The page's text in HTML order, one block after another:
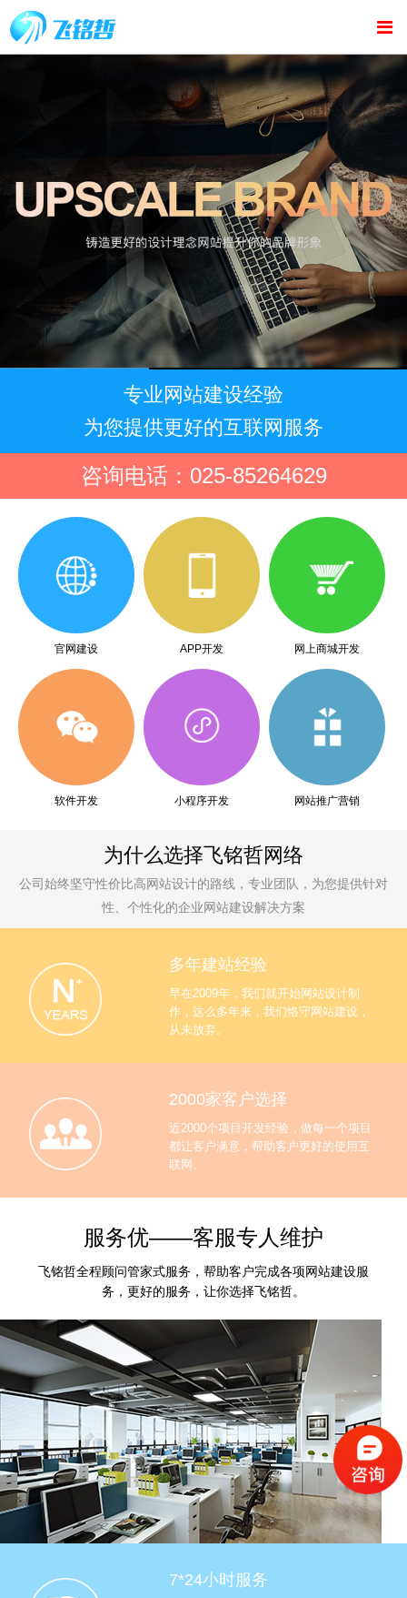
专业网站建设经验
为您提供更好的互联网服务
咨询电话：025-85264629
官网建设 APP开发 网上商城开发
软件开发 小程序开发 网站推广营销
为什么选择飞铭哲网络
公司始终坚守性价比高网站设计的路线，专业团队，为您提供针对
性、个性化的企业网站建设解决方案
多年建站经验
早在2009年，我们就开始网站设计制
作，这么多年来，我们恪守网站建设，
从未放弃。
2000家客户选择
近2000个项目开发经验，做每一个项目
都让客户满意，帮助客户更好的使用互
联网。
服务优——客服专人维护
飞铭哲全程顾问管家式服务，帮助客户完成各项网站建设服
务，更好的服务，让你选择飞铭哲。
7*24小时服务